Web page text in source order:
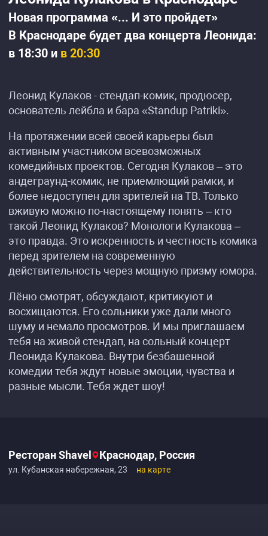
Новая программа «... И это пройдет»
В Краснодаре будет два концерта Леонида:
в 18:30 и в 20:30
Леонид Кулаков - стендап-комик, продюсер,
основатель лейбла и бара «Standup Patriki».
На протяжении всей своей карьеры был
активным участником всевозможных
комедийных проектов. Сегодня Кулаков – это
андеграунд-комик, не приемлющий рамки, и
более недоступен для зрителей на ТВ. Только
вживую можно по-настоящему понять – кто
такой Леонид Кулаков? Монологи Кулакова –
это правда. Это искренность и честность комика
перед зрителем на современную
действительность через мощную призму юмора.
Лёню смотрят, обсуждают, критикуют и
восхищаются. Его сольники уже дали много
шуму и немало просмотров. И мы приглашаем
тебя на живой стендап, на сольный концерт
Леонида Кулакова. Внутри безбашенной
комедии тебя ждут новые эмоции, чувства и
разные мысли. Тебя ждет шоу!
Ресторан Shavel Краснодар, Россия
ул. Кубанская набережная, 23 на карте